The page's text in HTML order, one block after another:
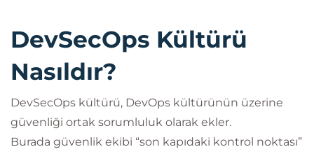
DevSecOps Kültürü
Nasıldır?
DevSecOps kültürü, DevOps kültürünün üzerine
güvenliği ortak sorumluluk olarak ekler.
Burada güvenlik ekibi “son kapıdaki kontrol noktası”